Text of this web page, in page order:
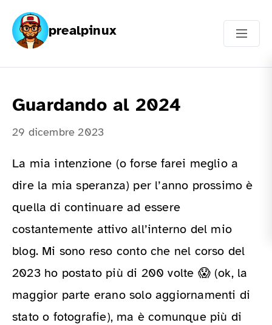
prealpinux
Guardando al 2024
29 dicembre 2023
La mia intenzione (o forse farei meglio a
dire la mia speranza) per l’anno prossimo è
quella di continuare ad essere
costantemente attivo all’interno del mio
blog. Mi sono reso conto che nel corso del
2023 ho postato più di 200 volte 😱 (ok, la
maggior parte erano solo aggiornamenti di
stato o fotografie), ma è comunque più di